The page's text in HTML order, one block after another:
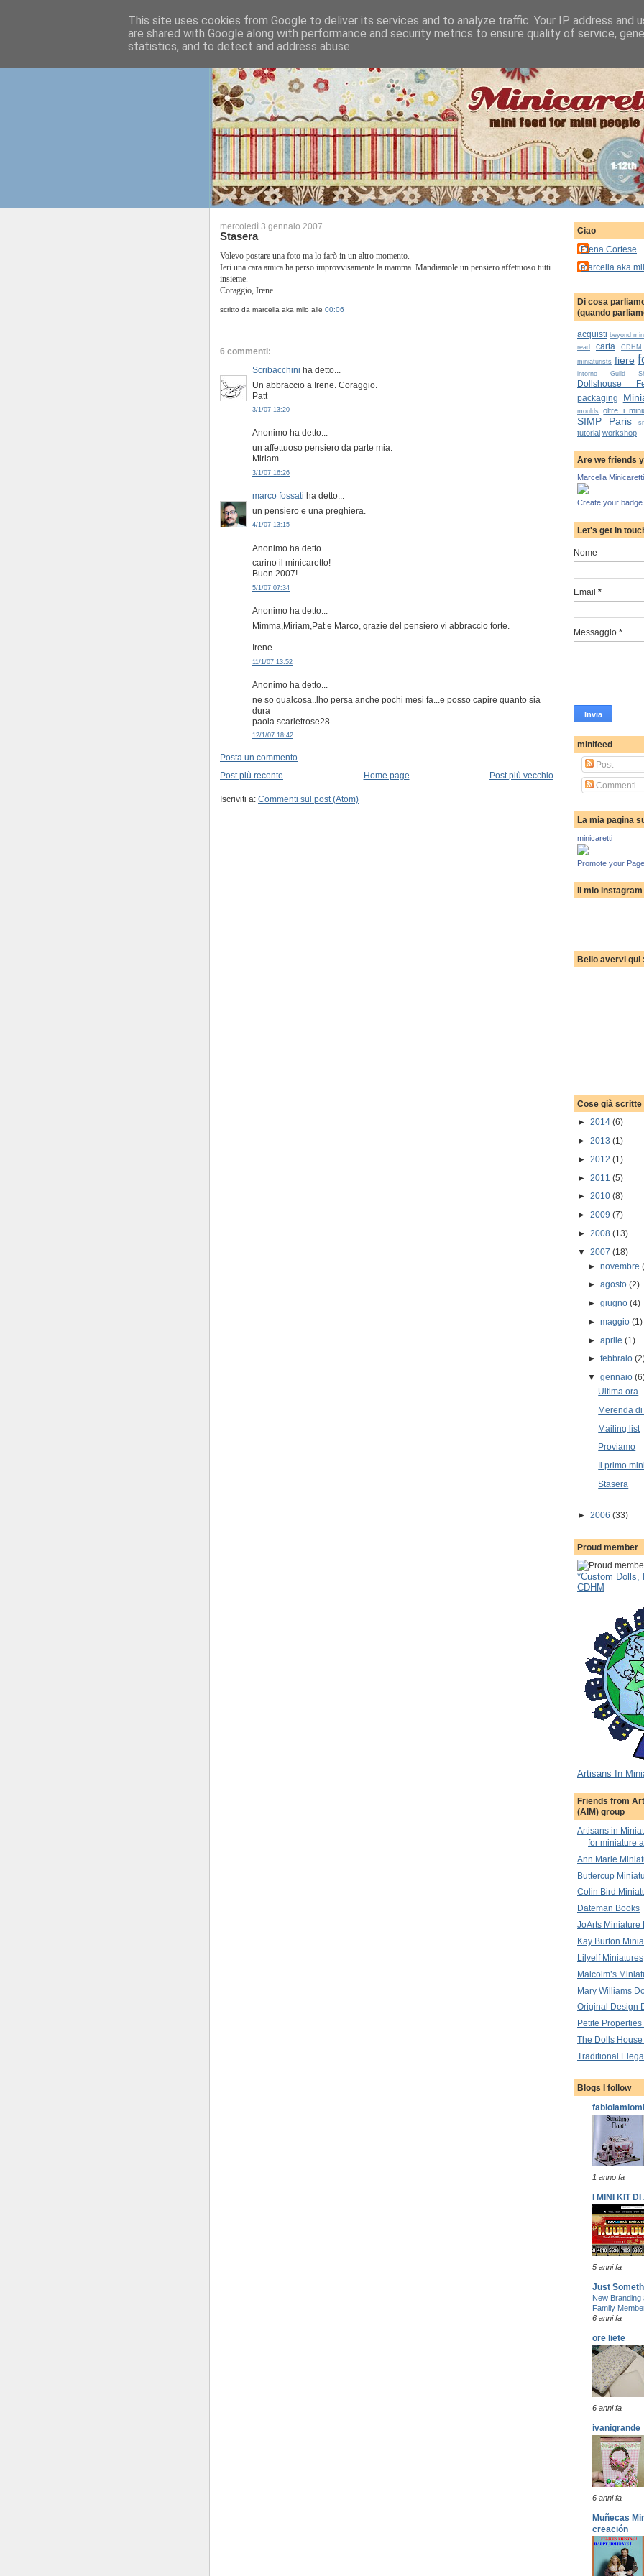
mercoledì 3 gennaio 2007
Stasera
Volevo postare una foto ma lo farò in un altro momento.
Ieri una cara amica ha perso improvvisamente la mamma. Mandiamole un pensiero affettuoso tutti
insieme.
Coraggio, Irene.
scritto da marcella aka milo alle 00:06
6 commenti:
Scribacchini ha detto...
Un abbraccio a Irene. Coraggio.
Patt
3/1/07 13:20
Anonimo ha detto...
un affettuoso pensiero da parte mia.
Miriam
3/1/07 16:26
marco fossati ha detto...
un pensiero e una preghiera.
4/1/07 13:15
Anonimo ha detto...
carino il minicaretto!
Buon 2007!
5/1/07 07:34
Anonimo ha detto...
Mimma,Miriam,Pat e Marco, grazie del pensiero vi abbraccio forte.
Irene
11/1/07 13:52
Anonimo ha detto...
ne so qualcosa..lho persa anche pochi mesi fa...e posso capire quanto sia
dura
paola scarletrose28
12/1/07 18:42
Posta un commento
Post più recente
Post più vecchio
Home page
Iscriviti a: Commenti sul post (Atom)
Ciao
Elena Cortese
marcella aka
Di cosa
(quando
acquisti beyond
read
carta
CDHM
miniaturists fiere
intorno Guild
Dollshouse
packaging
moulds oltre i
SIMP Paris
tutorial workshop
Are we friends
Marcella Minicaretti
Create your badge
Let's get in
Nome
Email *
Messaggio *
minifeed
Post
Commenti
La mia pagina
minicaretti
Promote your
Il mio instagram
Bello avervi qui
Cose già scritte
► 2014 (6)
► 2013 (1)
► 2012 (1)
► 2011 (5)
► 2010 (8)
► 2009 (7)
► 2008 (13)
▼ 2007 (18)
►novembre
►agosto(2)
►giugno(4)
►maggio(1)
►aprile(1)
►febbraio
▼gennaio
Ultima ora
Merenda
Mailing list
Proviamo
Il primo
Stasera
► 2006 (33)
Proud member
*Custom Dolls,
CDHM
Artisans In
Friends from
(AIM) group
Artisans in
for miniature
Ann Marie
Buttercup
Colin Bird
Dateman Books
JoArts Miniature
Kay Burton
Lilyelf Miniatures
Malcolm’s
Mary Williams
Original Design
Petite Properties
The Dolls
Traditional
Blogs I follow
1 anno fa
I MINI KIT
5 anni fa
Just
New Branding
Family
6 anni fa
ore liete
6 anni fa
ivanigrande
6 anni fa
Muñecas
creación
This site uses cookies from Google to deliver its services and to analyze traffic. Your IP address and
are shared with Google along with performance and security metrics to ensure quality of service,
statistics, and to detect and address abuse.